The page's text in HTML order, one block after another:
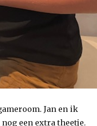
Jan en ik
een extra theetje.